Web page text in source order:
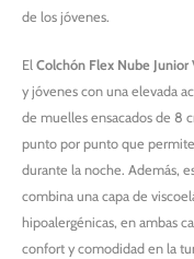
de los jóvenes.
El Colchón Flex Nube Junior
y jóvenes con una elevada
de muelles ensacados de 8
punto por punto que
durante la noche. Además,
combina una capa de
hipoalergénicas, en ambas
confort y comodidad en la